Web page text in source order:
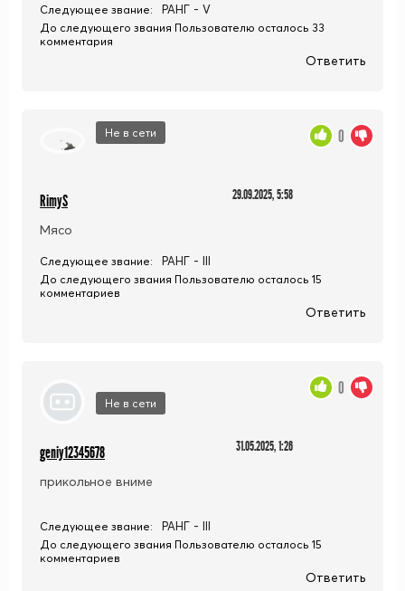
Следующее звание: РАНГ - V
До следующего звания Пользователю осталось 33
комментария
Ответить
Не в сети
RimyS 29.09.2025, 5:58
Мясо
0
Следующее звание: РАНГ - III
До следующего звания Пользователю осталось 15
комментариев
Ответить
Не в сети
geniy12345678 31.05.2025, 1:26
прикольное вниме
0
Следующее звание: РАНГ - III
До следующего звания Пользователю осталось 15
комментариев
Ответить